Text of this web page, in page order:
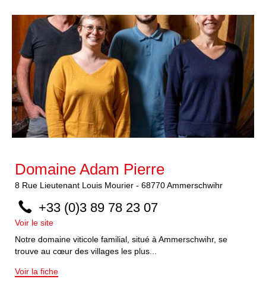
Domaine Adam Pierre
8 Rue Lieutenant Louis Mourier - 68770Ammerschwihr
+33 (0)3 89 78 23 07
Voir le site
Notre domaine viticole familial, situé à Ammerschwihr, se
trouve au cœur des villages les plus...
Voir la fiche